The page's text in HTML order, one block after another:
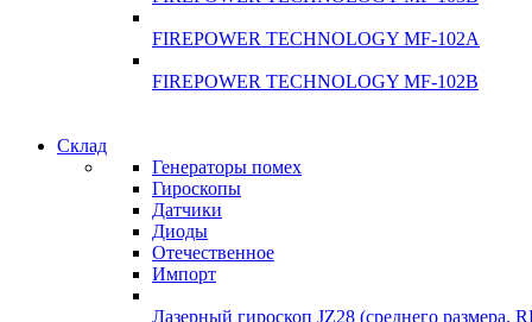
FIREPOWER TECHNOLOGY MF-102A
FIREPOWER TECHNOLOGY MF-102B
Инклинометры
Подробнее
Инклинометры
подробнее
Склад
Генераторы помех
Гироскопы
Датчики
Диоды
Отечественное
Импорт
Лазерный гироскоп JZ28 (среднего размера,